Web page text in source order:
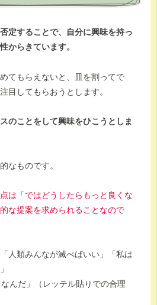
定することで、自分に興味を持っ
からきています。
てもらえないと、皿を割ってで
目してもらおうとします。
のことをして興味をひこうとしま
なものです。
は「ではどうしたらもっと良くな
な提案を求められることなので
人類みんなが滅べばいい」「私は
んだ」（レッテル貼りでの合理